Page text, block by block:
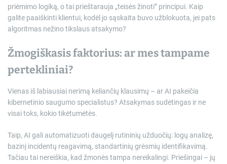
priėmimo logiką, o tai prieštarauja „teisės žinoti” principui. Kaip
galite paaiškinti klientui, kodėl jo sąskaita buvo užblokuota, jei pats
algoritmas nežino tikslaus atsakymo?
Žmogiškasis faktorius: ar mes tampame
pertekliniai?
Vienas iš labiausiai nerimą keliančių klausimų – ar AI pakeičia
kibernetinio saugumo specialistus? Atsakymas sudėtingas ir ne
visai toks, kokio tikėtumėtės.
Taip, AI gali automatizuoti daugelį rutininių užduočių: logų analizę,
bazinį incidentų reagavimą, standartinių grėsmių identifikavimą.
Tačiau tai nereiškia, kad žmonės tampa nereikalingi. Priešingai – jų